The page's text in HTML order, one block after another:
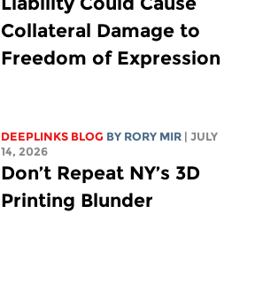
Collateral Damage to
Freedom of Expression
DEEPLINKS BLOG BY RORY MIR | JULY
14, 2026
Don’t Repeat NY’s 3D
Printing Blunder